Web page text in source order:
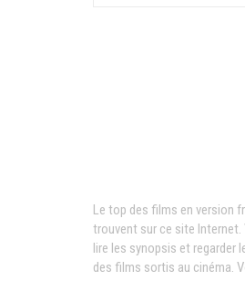
Le top des films en version
trouvent sur ce site Internet.
lire les synopsis et regarder
des films sortis au cinéma.